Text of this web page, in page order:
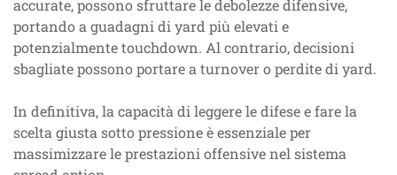
accurate, possono sfruttare le debolezze difensive,
portando a guadagni di yard più elevati e
potenzialmente touchdown. Al contrario, decisioni
sbagliate possono portare a turnover o perdite di yard.
In definitiva, la capacità di leggere le difese e fare la
scelta giusta sotto pressione è essenziale per
massimizzare le prestazioni offensive nel sistema